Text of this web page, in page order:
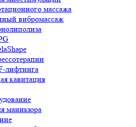
массажа
вибромассаж
лифтинга
кавитация
маникюра